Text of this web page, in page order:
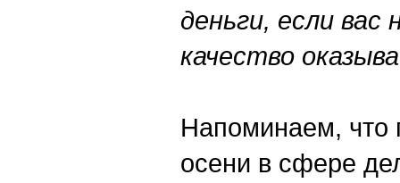
деньги, если вас
качество
Напоминаем, что
осени в сфере